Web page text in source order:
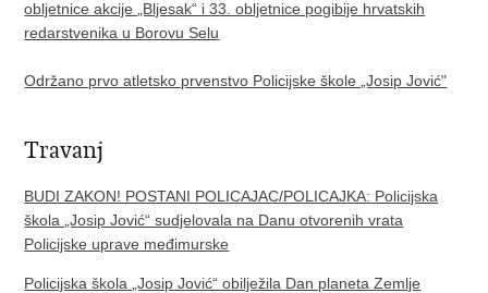
obljetnice akcije „Bljesak“ i 33. obljetnice pogibije hrvatskih
redarstvenika u Borovu Selu
Održano prvo atletsko prvenstvo Policijske škole „Josip Jović"
Travanj
BUDI ZAKON! POSTANI POLICAJAC/POLICAJKA: Policijska
škola „Josip Jović“ sudjelovala na Danu otvorenih vrata
Policijske uprave međimurske
Policijska škola „Josip Jović“ obilježila Dan planeta Zemlje